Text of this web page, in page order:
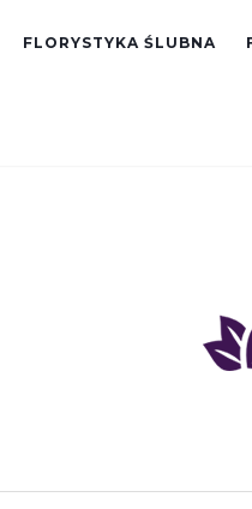
FLORYSTYKA ŚLUBNA